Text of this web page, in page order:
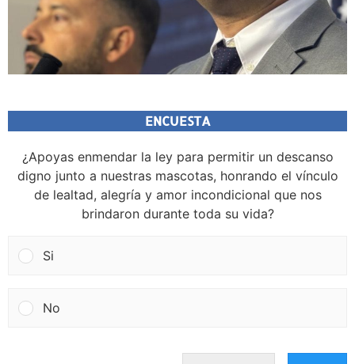
ENCUESTA
¿Apoyas enmendar la ley para permitir un descanso
digno junto a nuestras mascotas, honrando el vínculo
de lealtad, alegría y amor incondicional que nos
brindaron durante toda su vida?
Si
No